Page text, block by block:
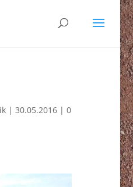
| 30.05.2016| 0